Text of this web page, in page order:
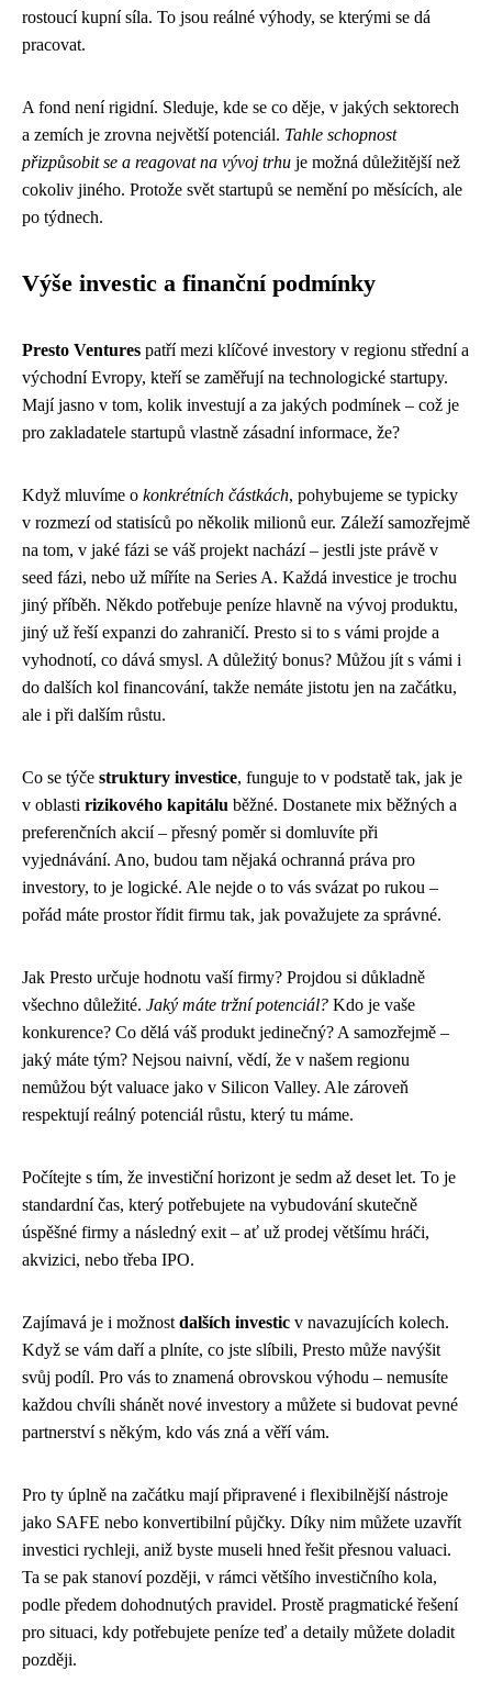
rostoucí kupní síla. To jsou reálné výhody, se kterými se dá
pracovat.
A fond není rigidní. Sleduje, kde se co děje, v jakých sektorech
a zemích je zrovna největší potenciál. Tahle schopnost
přizpůsobit se a reagovat na vývoj trhu je možná důležitější než
cokoliv jiného. Protože svět startupů se nemění po měsících, ale
po týdnech.
Výše investic a finanční podmínky
Presto Ventures patří mezi klíčové investory v regionu střední a
východní Evropy, kteří se zaměřují na technologické startupy.
Mají jasno v tom, kolik investují a za jakých podmínek – což je
pro zakladatele startupů vlastně zásadní informace, že?
Když mluvíme o konkrétních částkách, pohybujeme se typicky
v rozmezí od statisíců po několik milionů eur. Záleží samozřejmě
na tom, v jaké fázi se váš projekt nachází – jestli jste právě v
seed fázi, nebo už míříte na Series A. Každá investice je trochu
jiný příběh. Někdo potřebuje peníze hlavně na vývoj produktu,
jiný už řeší expanzi do zahraničí. Presto si to s vámi projde a
vyhodnotí, co dává smysl. A důležitý bonus? Můžou jít s vámi i
do dalších kol financování, takže nemáte jistotu jen na začátku,
ale i při dalším růstu.
Co se týče struktury investice, funguje to v podstatě tak, jak je
v oblasti rizikového kapitálu běžné. Dostanete mix běžných a
preferenčních akcií – přesný poměr si domluvíte při
vyjednávání. Ano, budou tam nějaká ochranná práva pro
investory, to je logické. Ale nejde o to vás svázat po rukou –
pořád máte prostor řídit firmu tak, jak považujete za správné.
Jak Presto určuje hodnotu vaší firmy? Projdou si důkladně
všechno důležité. Jaký máte tržní potenciál? Kdo je vaše
konkurence? Co dělá váš produkt jedinečný? A samozřejmě –
jaký máte tým? Nejsou naivní, vědí, že v našem regionu
nemůžou být valuace jako v Silicon Valley. Ale zároveň
respektují reálný potenciál růstu, který tu máme.
Počítejte s tím, že investiční horizont je sedm až deset let. To je
standardní čas, který potřebujete na vybudování skutečně
úspěšné firmy a následný exit – ať už prodej většímu hráči,
akvizici, nebo třeba IPO.
Zajímavá je i možnost dalších investic v navazujících kolech.
Když se vám daří a plníte, co jste slíbili, Presto může navýšit
svůj podíl. Pro vás to znamená obrovskou výhodu – nemusíte
každou chvíli shánět nové investory a můžete si budovat pevné
partnerství s někým, kdo vás zná a věří vám.
Pro ty úplně na začátku mají připravené i flexibilnější nástroje
jako SAFE nebo konvertibilní půjčky. Díky nim můžete uzavřít
investici rychleji, aniž byste museli hned řešit přesnou valuaci.
Ta se pak stanoví později, v rámci většího investičního kola,
podle předem dohodnutých pravidel. Prostě pragmatické řešení
pro situaci, kdy potřebujete peníze teď a detaily můžete doladit
později.